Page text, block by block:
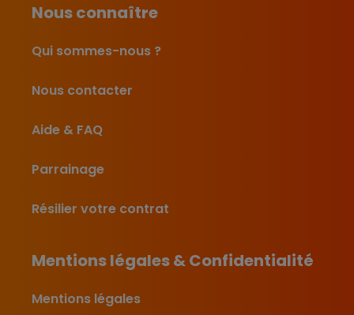
Nous connaître
Qui sommes-nous ?
Nous contacter
Aide & FAQ
Parrainage
Résilier votre contrat
Mentions légales & Confidentialité
Mentions légales